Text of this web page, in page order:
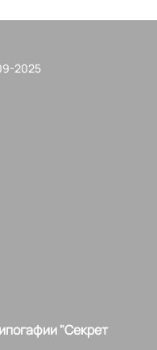
2025
"Секрет